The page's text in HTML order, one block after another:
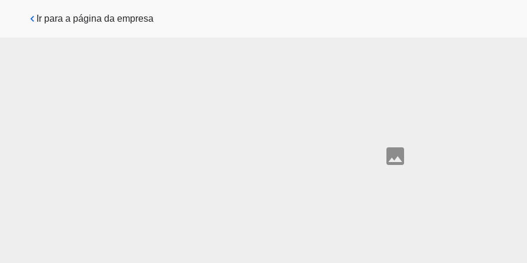
Pular para o conteúdo principal
Ir para a página da empresa